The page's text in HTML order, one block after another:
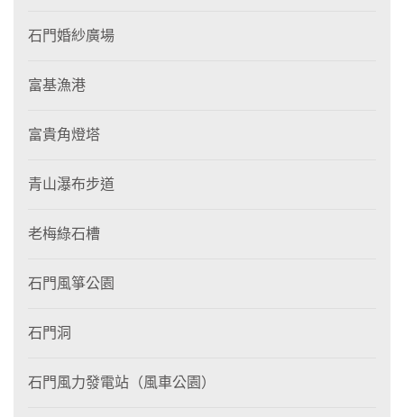
石門婚紗廣場
富基漁港
富貴角燈塔
青山瀑布步道
老梅綠石槽
石門風箏公園
石門洞
石門風力發電站（風車公園）